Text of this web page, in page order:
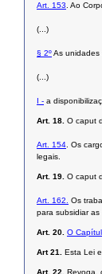
Art. 153. Ao
(...)
§ 2ºAs unidades
(...)
I - a
Art. 18. O caput
Art. 154. Os
legais.
Art. 19. O caput
Art. 162. Os
para subsidiar
Art. 20. O
Art 21. Esta Lei